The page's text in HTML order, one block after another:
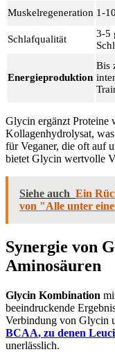
Muskelregeneration 1-
Schlafqualität
3-5
Energieproduktion
Bis
Glycin ergänzt Proteine
Kollagenhydrolysat,
für Veganer, die oft auf
bietet Glycin wertvolle
Siehe auch Ein
von "Alle unter
Synergie von
Aminosäuren
Glycin Kombination
beeindruckende
Verbindung von Glycin
BCAA, zu denen
unerlässlich.